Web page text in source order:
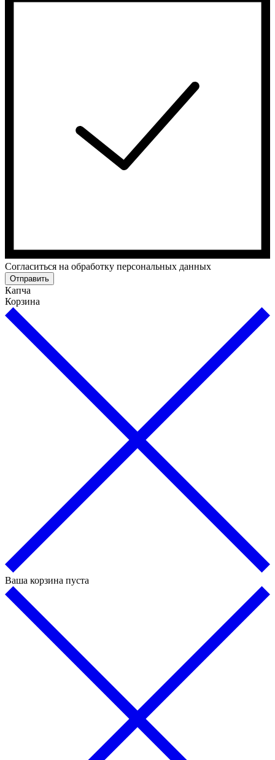
Cогласиться на обработку персональных данных
Отправить
Капча
Корзина
Ваша корзина пуста